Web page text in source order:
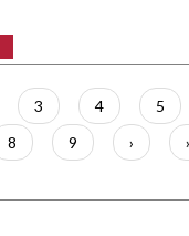
Página
3 Página
4 5
Página
8 Página
9
página
›